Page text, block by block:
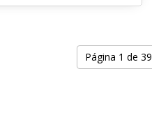
Página 1 de 39